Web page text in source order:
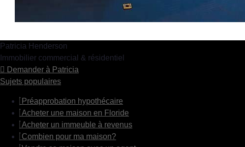
Patricia Henderson
Immobilier commercial & résidentiel
Demander à Patricia
Sujets populaires
Préapprobation hypothécaire
Acheter une maison en Floride
Acheter un immeuble à revenus
Combien pour ma maison?